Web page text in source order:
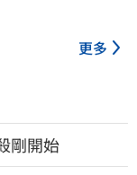
更多
剛開始